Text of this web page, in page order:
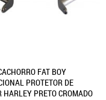
FAT BOY
PROTETOR DE
HARLEY PRETO CROMADO